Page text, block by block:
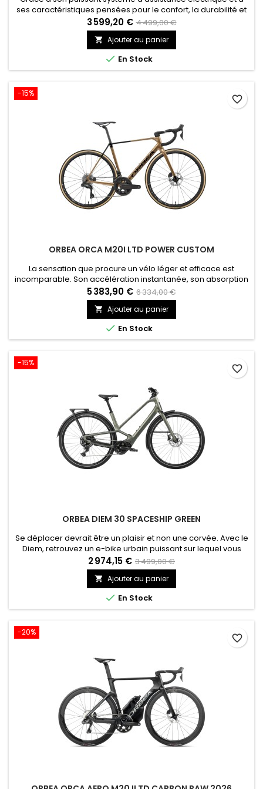
ses caractéristiques pensées pour le confort, la durabilité et
les aspects pratiques, toutes les routes vous appartiennent
sur le Synapse Neo Allroad.
3 599,20 € 4 499,00 €
 Ajouter au panier
 En Stock
-15%
ORBEA ORCA M20I LTD POWER CUSTOM
La sensation que procure un vélo léger et efficace est
incomparable. Son accélération instantanée, son absorption
des vibrations et sa conduite réactive tiennent à son cadre
conçu dans le but de réduire le poids et de renforcer la
rigidité.
5 383,90 € 6 334,00 €
 Ajouter au panier
 En Stock
favorite_border
-15%
ORBEA DIEM 30 SPACESHIP GREEN
Se déplacer devrait être un plaisir et non une corvée. Avec le
Diem, retrouvez un e-bike urbain puissant sur lequel vous
pouvez compter, un allié de confiance qui apporte une
touche d’élégance à votre quotidien.
2 974,15 € 3 499,00 €
 Ajouter au panier
 En Stock
favorite_border
-20%
favorite_border